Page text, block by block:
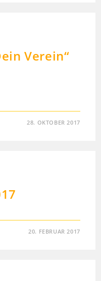
Verein“
28. OKTOBER 2017
20. FEBRUAR 2017